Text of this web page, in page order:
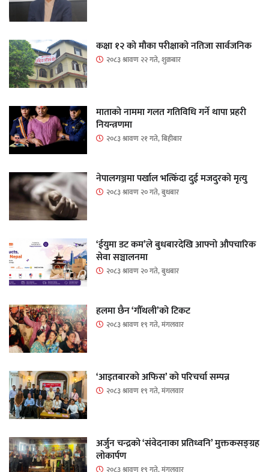
कक्षा १२ को मौका परीक्षाको नतिजा सार्वजनिक
२०८३ श्रावण २२ गते, शुक्रबार
माताकाे नाममा गलत गतिविधि गर्ने थापा प्रहरी
नियन्त्रणमा
२०८३ श्रावण २१ गते, बिहीबार
नेपालगञ्जमा पर्खाल भत्किँदा दुई मजदुरको मृत्यु
२०८३ श्रावण २० गते, बुधबार
‘ईयुमा डट कम’ले बुधबारदेखि आफ्नो औपचारिक
सेवा सञ्चालनमा
२०८३ श्रावण २० गते, बुधबार
हलमा छैन ‘गौँथली’को टिकट
२०८३ श्रावण १९ गते, मंगलवार
‘आइतबारको अफिस’ को परिचर्चा सम्पन्न
२०८३ श्रावण १९ गते, मंगलवार
अर्जुन चन्द्रको ‘संवेदनाका प्रतिध्वनि’ मुक्तकसङ्ग्रह
लोकार्पण
२०८३ श्रावण १९ गते, मंगलवार